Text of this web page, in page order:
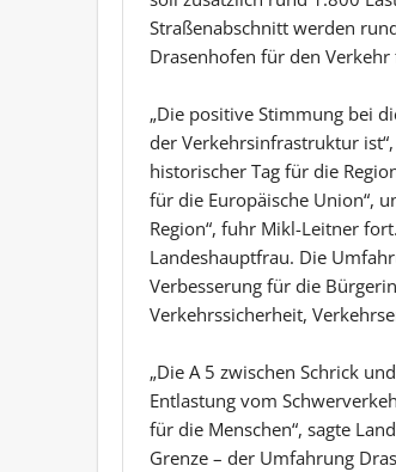
Straßenabschnitt werden
Drasenhofen für den
„Die positive Stimmung bei
der Verkehrsinfrastruktur
historischer Tag für die
für die Europäische Union“,
Region“, fuhr Mikl-Leitner
Landeshauptfrau. Die
Verbesserung für die
Verkehrssicherheit,
„Die A 5 zwischen Schrick
Entlastung vom
für die Menschen“, sagte
Grenze – der Umfahrung